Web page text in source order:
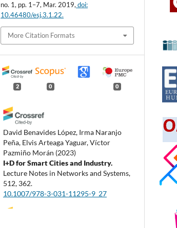
no. 1, pp. 1–7, Mar. 2019, doi:
10.46480/esj.3.1.22.
More Citation Formats
2 0 0
David Benavides López, Irma Naranjo
Peña, Elvis Arteaga Yaguar, Víctor
Pazmiño Morán (2023)
I+D for Smart Cities and Industry.
Lecture Notes in Networks and Systems,
512, 362.
10.1007/978-3-031-11295-9_27